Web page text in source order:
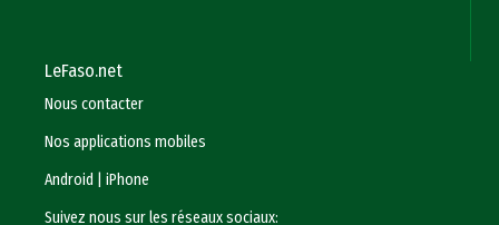
LeFaso.net
Nous contacter
Nos applications mobiles
Android
|iPhone
Suivez nous sur les réseaux sociaux: